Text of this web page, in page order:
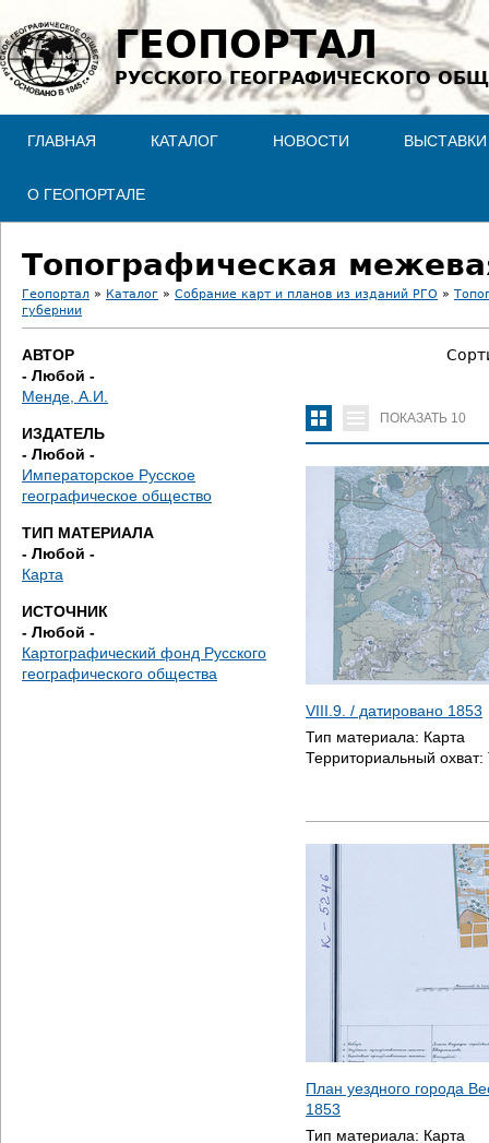
Jump to navigation
ГЕОПОРТАЛ
РУССКОГО ГЕОГРАФИЧЕСКОГО
ГЛАВНАЯ КАТАЛОГ НОВОСТИ ВЫСТАВКИ
О ГЕОПОРТАЛЕ
Топографическая
В
ы
д
е
с
ь
Геопортал » Каталог » Собрание карт и планов из изданий РГО »
губернии
АВТОР
- Любой -
Менде, А.И.
ИЗДАТЕЛЬ
- Любой -
Императорское Русское
географическое общество
ТИП МАТЕРИАЛА
- Любой -
Карта
ИСТОЧНИК
- Любой -
Картографический фонд Русского
географического общества
ПОКАЗАТЬ 10
VIII.9. / датировано 1853
Тип материала: Карта
Территориальный охват:
План уездного города
1853
Тип материала: Карта